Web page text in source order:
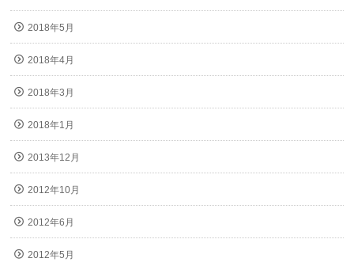
2018年5月
2018年4月
2018年3月
2018年1月
2013年12月
2012年10月
2012年6月
2012年5月